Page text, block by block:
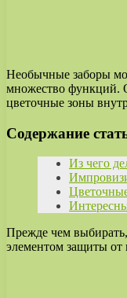
Необычные заборы
множество функций.
цветочные зоны
Содержание
Из чего
Прежде чем
элементом защиты от